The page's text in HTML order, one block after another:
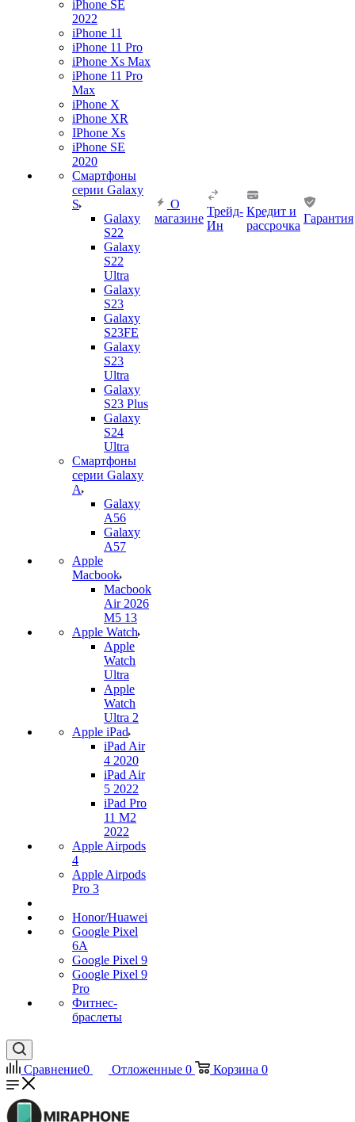
iPhone SE
2022
iPhone 11
iPhone 11 Pro
iPhone Xs Max
iPhone 11 Pro
Max
iPhone X
iPhone XR
IPhone Xs
iPhone SE
2020
Смартфоны
серии Galaxy
S
Galaxy
S22
Galaxy
S22
Ultra
Galaxy
S23
Galaxy
S23FE
Galaxy
S23
Ultra
Galaxy
S23 Plus
Galaxy
S24
Ultra
Смартфоны
серии Galaxy
A
Galaxy
A56
Galaxy
A57
Apple
Macbook
Macbook
Air 2026
M5 13
Apple Watch
Apple
Watch
Ultra
Apple
Watch
Ultra 2
Apple iPad
iPad Air
4 2020
iPad Air
5 2022
iPad Pro
11 M2
2022
Apple Airpods
4
Apple Airpods
Pro 3
Honor/Huawei
Google Pixel
6A
Google Pixel 9
Google Pixel 9
Pro
Фитнес-
браслеты
О
магазине
Трейд-
Ин
Кредит и
рассрочка
Гарантия
Сравнение0 Отложенные 0 Корзина 0